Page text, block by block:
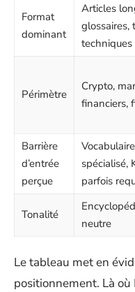
Format
dominant
Articles
glossaires,
techniques
Périmètre
Crypto,
financiers,
Barrière
d’entrée
perçue
Vocabulaire
spécialisé,
parfois
Tonalité
neutre
Le tableau met en
positionnement. Là